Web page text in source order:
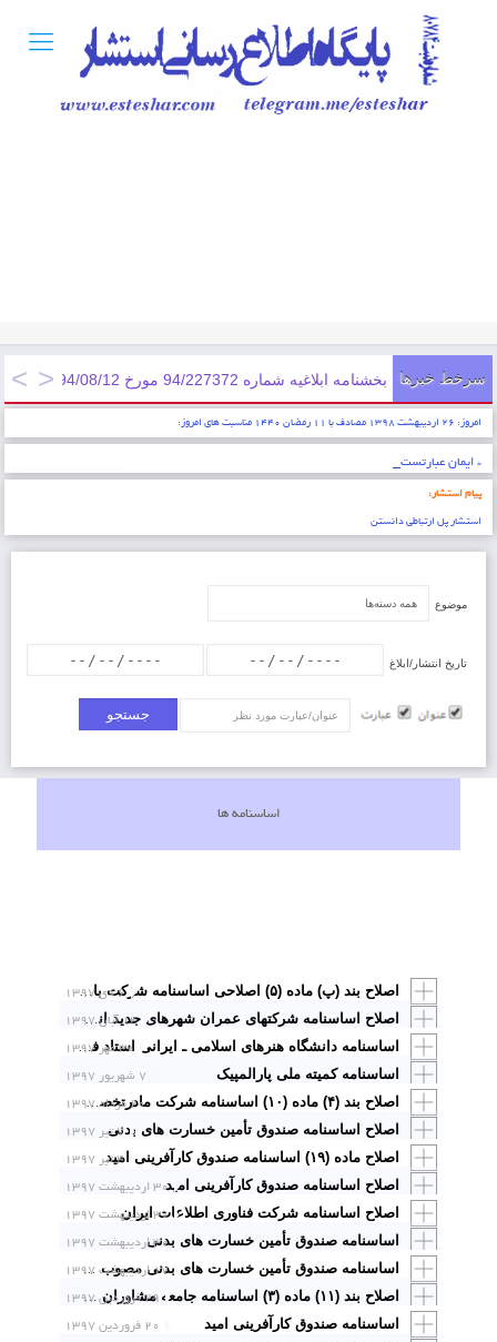
سرخط خبرها بخشنامه ابلاغيه شماره 94/227372 مورخ 1394/08/12; ابلاغ دستورالعمل اجرايی اعطای تسهيلات اشتغالزايی مددجويان سازمان زندان ...
امروز: ۲۶ اردیبهشت ۱۳۹۸ مصادف با ۱۱ رمضان ۱۴۴۰ مناسبت های امروز:
* ایمان عبارتست از شناخت قلبی اقرار کردن به زبان عمل کردن به اعضاء . پیامبر اکرم (ص)
پیام استشار:
استشار پل ارتباطي دانستن
موضوع
تاریخ انتشار/ابلاغ
اساسنامه ها
۶ دی ۱۳۹۷ اصلاح بند (پ) ماده (۵) اصلاحی اساسنامه شرکت بازآفرینی شهری ایران
۱۴ آبان ۱۳۹۷ اصلاح اساسنامه شرکت­های عمران شهرهای جدید اندیشه، بهارستان، بینالود، علوی، گلبهار، عالیشهر، تیس، پردیس، پرند، فولادشهر، مجلسی، رامین، هشتگرد، سهند، صدرا، رامشار و مهاجران (امیرکبیر)
۳۰ مهر ۱۳۹۷ اساسنامه دانشگاه هنرهای اسلامی ـ ایرانی استاد فرشچیان
۷ شهریور ۱۳۹۷ اساسنامه کمیته ملی پارالمپیک
۲۰ مرداد ۱۳۹۷ اصلاح بند (۴) ماده (۱۰) اساسنامه شرکت مادرتخصصی سازمان صنایع کوچک و شهرک های صنعتی ایران
۷ تیر ۱۳۹۷
اصلاح اساسنامه صندوق تأمین خسارت های بدنی
۴ تیر ۱۳۹۷ اصلاح ماده (۱۹) اساسنامه صندوق کارآفرینی امید
۳۰ اردیبهشت ۱۳۹۷اصلاح اساسنامه صندوق کارآفرینی امید
۳۰ اردیبهشت ۱۳۹۷
اصلاح اساسنامه شرکت فناوری اطلاعات ایران
۳۰ اردیبهشت ۱۳۹۷
اساسنامه صندوق تأمین خسارت های بدنی
۱۷ اردیبهشت ۱۳۹۷ اساسنامه صندوق تأمین خسارت های بدنی مصوب ۱۶ اردیبهشت ۱۳۹۷ هیأت وزیران
۲۹ فروردین ۱۳۹۷ اصلاح بند (۱۱) ماده (۳) اساسنامه جامعه مشاوران رسمی مالیاتی ایران
۲۰ فروردین ۱۳۹۷ اساسنامه صندوق کارآفرینی امید